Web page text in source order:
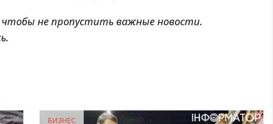
чтобы не пропустить важные новости.
.
БИЗНЕС